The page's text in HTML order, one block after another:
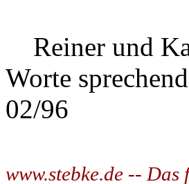
Reiner und
Worte
02/96
www.stebke.de --